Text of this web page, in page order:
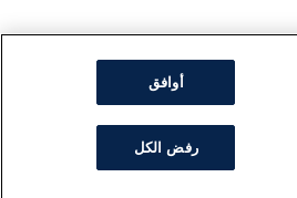
أوافق
رفض الكل